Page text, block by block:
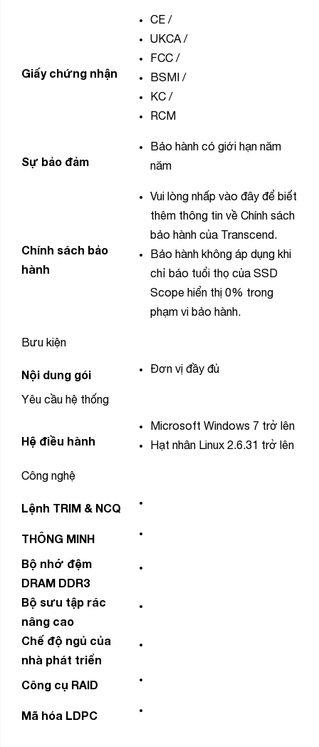
Giấy chứng nhận
CE /
UKCA /
FCC /
BSMI /
KC /
RCM
Sự bảo đảm
Bảo hành có giới hạn năm
năm
Chính sách bảo
hành
Vui lòng nhấp vào đây để biết
thêm thông tin về Chính sách
bảo hành của Transcend.
Bảo hành không áp dụng khi
chỉ báo tuổi thọ của SSD
Scope hiển thị 0% trong
phạm vi bảo hành.
Bưu kiện
Nội dung gói Đơn vị đầy đủ
Yêu cầu hệ thống
Hệ điều hành
Microsoft Windows 7 trở lên
Hạt nhân Linux 2.6.31 trở lên
Công nghệ
Lệnh TRIM & NCQ
THÔNG MINH
Bộ nhớ đệm
DRAM DDR3
Bộ sưu tập rác
nâng cao
Chế độ ngủ của
nhà phát triển
Công cụ RAID
Mã hóa LDPC